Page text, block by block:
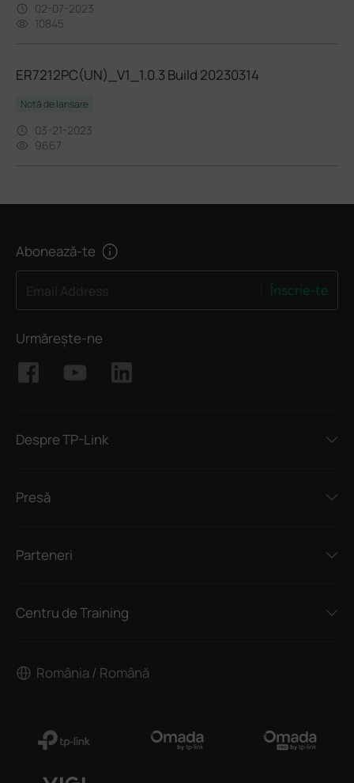
02-07-2023
10845
ER7212PC(UN)_V1_1.0.3 Build 20230314
Notă de lansare
03-21-2023
9667
Abonează-te
Înscrie-te
Urmărește-ne
Despre TP-Link
Presă
Parteneri
Centru de Training
România / Română